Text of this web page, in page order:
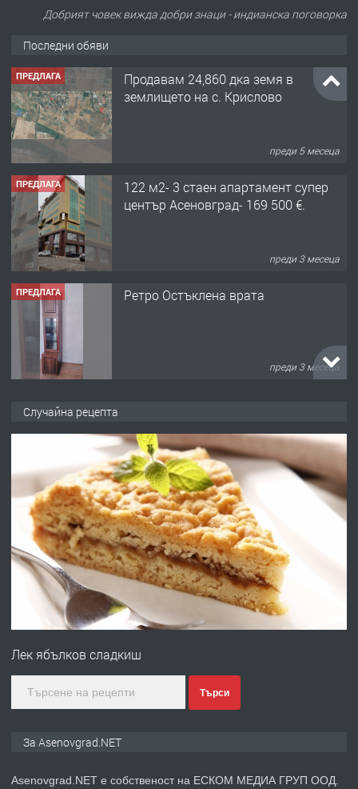
Добрият човек вижда добри знаци - индианска поговорка
Последни обяви
ПРЕДЛАГА
Продавам 24,860 дка земя в
землището на с. Крислово
преди 5 месеца
ПРЕДЛАГА
122 м2- 3 стаен апартамент супер
център Асеновград- 169 500 €.
преди 3 месеца
ПРЕДЛАГА Ретро Остъклена врата
преди 3 месеца
преди 10 месеца
ПРЕДЛАГА
Професионална броячна машина -
със сертификат от ЕЦБ
преди 1 година
ПРЕДЛАГА
Професионална зеленчукорезачка
Случайна рецепта
Лек ябълков сладкиш
Търси
За Asenovgrad.NET
Asenovgrad.NET е собственост на ЕСКОМ МЕДИА ГРУП ООД.